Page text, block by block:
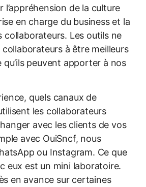
l’appréhension de la culture
en charge du business et la
Les outils ne
collaborateurs à être meilleurs
qu’ils peuvent apporter à nos
quels canaux de
les collaborateurs
avec les clients de vos
avec OuiSncf, nous
ou Instagram. Ce que
eux est un mini laboratoire.
en avance sur certaines